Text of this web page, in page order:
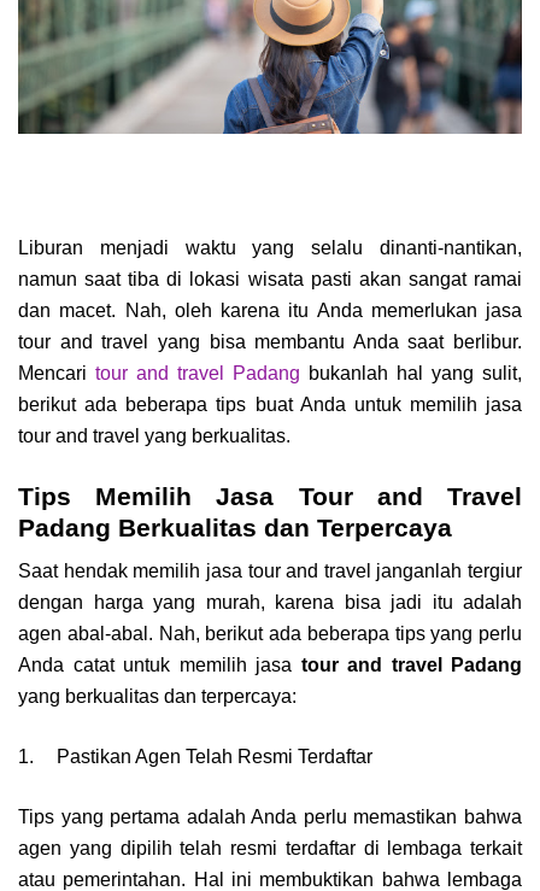
Liburan menjadi waktu yang selalu dinanti-nantikan,
namun saat tiba di lokasi wisata pasti akan sangat ramai
dan macet. Nah, oleh karena itu Anda memerlukan jasa
tour and travel yang bisa membantu Anda saat berlibur.
Mencari tour and travel Padang bukanlah hal yang sulit,
berikut ada beberapa tips buat Anda untuk memilih jasa
tour and travel yang berkualitas.
Tips Memilih Jasa Tour and Travel
Padang Berkualitas dan Terpercaya
Saat hendak memilih jasa tour and travel janganlah tergiur
dengan harga yang murah, karena bisa jadi itu adalah
agen abal-abal. Nah, berikut ada beberapa tips yang perlu
Anda catat untuk memilih jasa tour and travel Padang
yang berkualitas dan terpercaya:
1. Pastikan Agen Telah Resmi Terdaftar
Tips yang pertama adalah Anda perlu memastikan bahwa
agen yang dipilih telah resmi terdaftar di lembaga terkait
atau pemerintahan. Hal ini membuktikan bahwa lembaga